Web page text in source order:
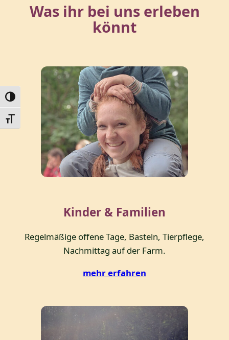
Umschalten auf hohe Kontraste
Schrift vergrößern
Was ihr bei uns erleben
könnt
Kinder & Familien
Regelmäßige offene Tage, Basteln, Tierpflege,
Nachmittag auf der Farm.
mehr erfahren